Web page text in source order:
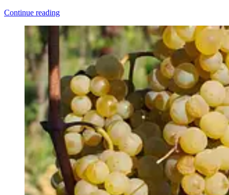
Continue reading